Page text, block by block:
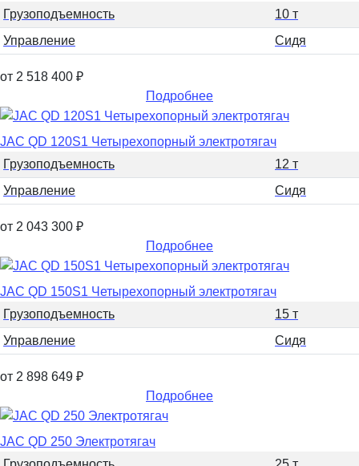
Грузоподъемность
10 т
Управление
Сидя
от 2 518 400 ₽
Подробнее
JAC QD 120S1 Четырехопорный электротягач
Грузоподъемность
12 т
Управление
Сидя
от 2 043 300 ₽
Подробнее
JAC QD 150S1 Четырехопорный электротягач
Грузоподъемность
15 т
Управление
Сидя
от 2 898 649 ₽
Подробнее
JAC QD 250 Электротягач